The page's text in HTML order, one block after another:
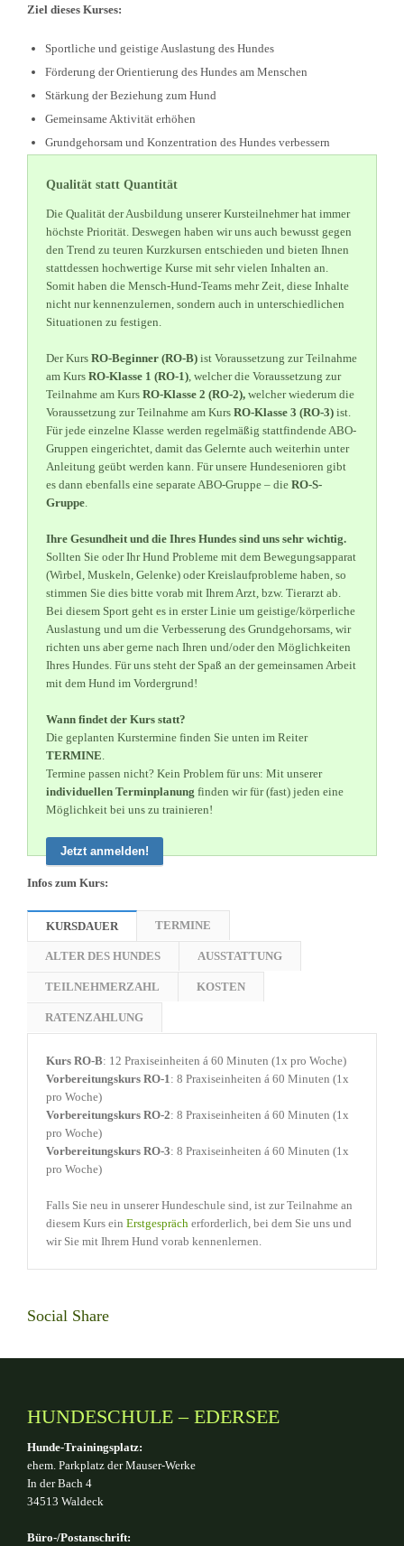
Ziel dieses Kurses:
Sportliche und geistige Auslastung des Hundes
Förderung der Orientierung des Hundes am Menschen
Stärkung der Beziehung zum Hund
Gemeinsame Aktivität erhöhen
Grundgehorsam und Konzentration des Hundes verbessern
Qualität statt Quantität
Die Qualität der Ausbildung unserer Kursteilnehmer hat immer
höchste Priorität. Deswegen haben wir uns auch bewusst gegen
den Trend zu teuren Kurzkursen entschieden und bieten Ihnen
stattdessen hochwertige Kurse mit sehr vielen Inhalten an.
Somit haben die Mensch-Hund-Teams mehr Zeit, diese Inhalte
nicht nur kennenzulernen, sondern auch in unterschiedlichen
Situationen zu festigen.
Der Kurs RO-Beginner (RO-B) ist Voraussetzung zur Teilnahme
am Kurs RO-Klasse 1 (RO-1), welcher die Voraussetzung zur
Teilnahme am Kurs RO-Klasse 2 (RO-2), welcher wiederum die
Voraussetzung zur Teilnahme am Kurs RO-Klasse 3 (RO-3) ist.
Für jede einzelne Klasse werden regelmäßig stattfindende ABO-
Gruppen eingerichtet, damit das Gelernte auch weiterhin unter
Anleitung geübt werden kann. Für unsere Hundesenioren gibt
es dann ebenfalls eine separate ABO-Gruppe – die RO-S-
Gruppe.
Ihre Gesundheit und die Ihres Hundes sind uns sehr wichtig.
Sollten Sie oder Ihr Hund Probleme mit dem Bewegungsapparat
(Wirbel, Muskeln, Gelenke) oder Kreislaufprobleme haben, so
stimmen Sie dies bitte vorab mit Ihrem Arzt, bzw. Tierarzt ab.
Bei diesem Sport geht es in erster Linie um geistige/körperliche
Auslastung und um die Verbesserung des Grundgehorsams, wir
richten uns aber gerne nach Ihren und/oder den Möglichkeiten
Ihres Hundes. Für uns steht der Spaß an der gemeinsamen Arbeit
mit dem Hund im Vordergrund!
Wann findet der Kurs statt?
Die geplanten Kurstermine finden Sie unten im Reiter
TERMINE.
Termine passen nicht? Kein Problem für uns: Mit unserer
individuellen Terminplanung finden wir für (fast) jeden eine
Möglichkeit bei uns zu trainieren!
Jetzt anmelden!
Infos zum Kurs:
KURSDAUER TERMINE
ALTER DES HUNDES AUSSTATTUNG
TEILNEHMERZAHL KOSTEN
RATENZAHLUNG
Kurs RO-B: 12 Praxiseinheiten á 60 Minuten (1x pro Woche)
Vorbereitungskurs RO-1: 8 Praxiseinheiten á 60 Minuten (1x
pro Woche)
Vorbereitungskurs RO-2: 8 Praxiseinheiten á 60 Minuten (1x
pro Woche)
Vorbereitungskurs RO-3: 8 Praxiseinheiten á 60 Minuten (1x
pro Woche)
Falls Sie neu in unserer Hundeschule sind, ist zur Teilnahme an
diesem Kurs ein Erstgespräch erforderlich, bei dem Sie uns und
wir Sie mit Ihrem Hund vorab kennenlernen.
Social Share
HUNDESCHULE – EDERSEE
Hunde-Trainingsplatz:
ehem. Parkplatz der Mauser-Werke
In der Bach 4
34513 Waldeck
Büro-/Postanschrift: